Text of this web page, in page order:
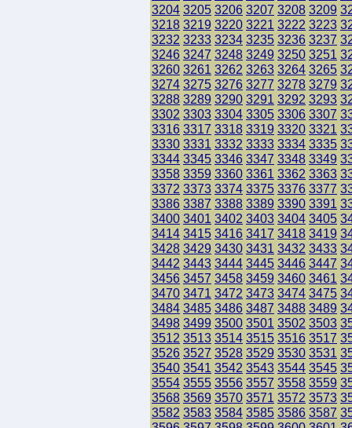
3204 3205 3206 3207 3208 3209
3218 3219 3220 3221 3222 3223
3232 3233 3234 3235 3236 3237
3246 3247 3248 3249 3250 3251
3260 3261 3262 3263 3264 3265
3274 3275 3276 3277 3278 3279
3288 3289 3290 3291 3292 3293
3302 3303 3304 3305 3306 3307
3316 3317 3318 3319 3320 3321
3330 3331 3332 3333 3334 3335
3344 3345 3346 3347 3348 3349
3358 3359 3360 3361 3362 3363
3372 3373 3374 3375 3376 3377
3386 3387 3388 3389 3390 3391
3400 3401 3402 3403 3404 3405
3414 3415 3416 3417 3418 3419
3428 3429 3430 3431 3432 3433
3442 3443 3444 3445 3446 3447
3456 3457 3458 3459 3460 3461
3470 3471 3472 3473 3474 3475
3484 3485 3486 3487 3488 3489
3498 3499 3500 3501 3502 3503
3512 3513 3514 3515 3516 3517
3526 3527 3528 3529 3530 3531
3540 3541 3542 3543 3544 3545
3554 3555 3556 3557 3558 3559
3568 3569 3570 3571 3572 3573
3582 3583 3584 3585 3586 3587